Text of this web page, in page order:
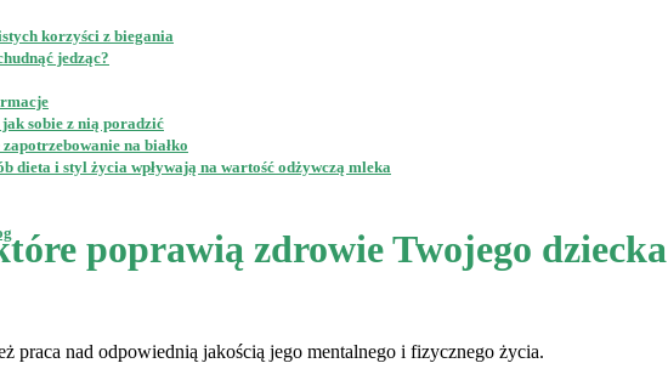
korzyści z biegania
jedząc?
sobie z nią poradzić
na białko
dieta i styl życia wpływają na wartość odżywczą mleka
poprawią zdrowie Twojego dziecka
nad odpowiednią jakością jego mentalnego i fizycznego życia.